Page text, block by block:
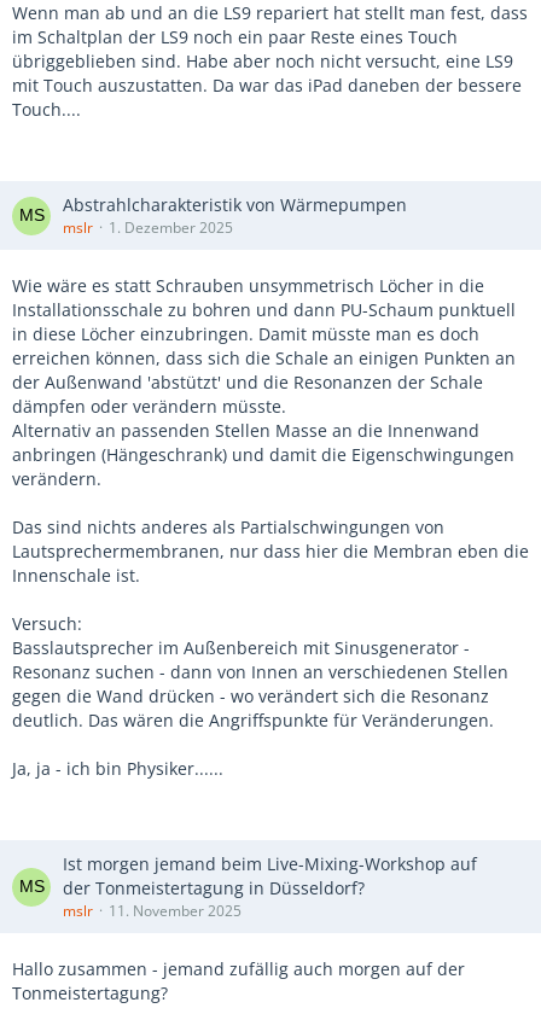
Wenn man ab und an die LS9 repariert hat stellt man fest, dass
im Schaltplan der LS9 noch ein paar Reste eines Touch
übriggeblieben sind. Habe aber noch nicht versucht, eine LS9
mit Touch auszustatten. Da war das iPad daneben der bessere
Touch....
Abstrahlcharakteristik von Wärmepumpen
mslr 1. Dezember 2025
Wie wäre es statt Schrauben unsymmetrisch Löcher in die
Installationsschale zu bohren und dann PU-Schaum punktuell
in diese Löcher einzubringen. Damit müsste man es doch
erreichen können, dass sich die Schale an einigen Punkten an
der Außenwand 'abstützt' und die Resonanzen der Schale
dämpfen oder verändern müsste.
Alternativ an passenden Stellen Masse an die Innenwand
anbringen (Hängeschrank) und damit die Eigenschwingungen
verändern.
Das sind nichts anderes als Partialschwingungen von
Lautsprechermembranen, nur dass hier die Membran eben die
Innenschale ist.
Versuch:
Basslautsprecher im Außenbereich mit Sinusgenerator -
Resonanz suchen - dann von Innen an verschiedenen Stellen
gegen die Wand drücken - wo verändert sich die Resonanz
deutlich. Das wären die Angriffspunkte für Veränderungen.
Ja, ja - ich bin Physiker......
Ist morgen jemand beim Live-Mixing-Workshop auf
der Tonmeistertagung in Düsseldorf?
mslr 11. November 2025
Hallo zusammen - jemand zufällig auch morgen auf der
Tonmeistertagung?